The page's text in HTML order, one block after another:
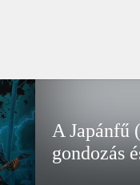
A Japánfű
gondozás